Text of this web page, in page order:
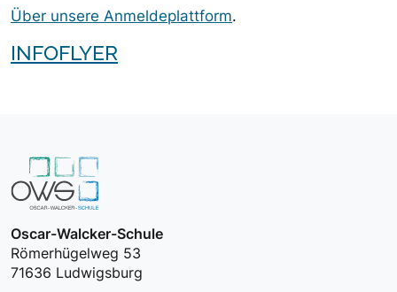
Über unsere Anmeldeplattform.
INFOFLYER
Oscar-Walcker-Schule
Römerhügelweg 53
71636 Ludwigsburg